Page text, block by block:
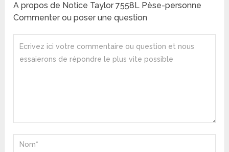
A propos de Notice Taylor 7558L Pèse-personne
Commenter ou poser une question